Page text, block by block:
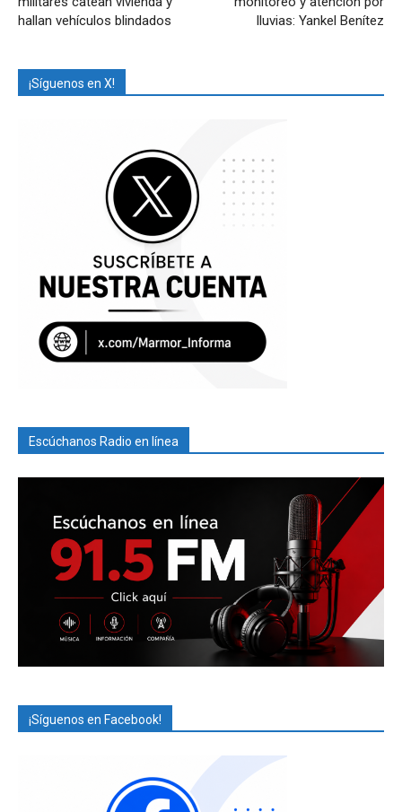
hallan vehículos blindados
lluvias: Yankel Benítez
¡Síguenos en X!
Escúchanos Radio en línea
¡Síguenos en Facebook!